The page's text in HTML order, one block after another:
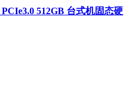
512GB 台式机固态硬